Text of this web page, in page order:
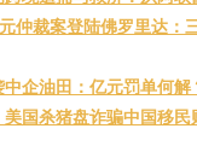
a
n
Li
n
k
仲裁案登陆佛罗里达：
企油田：亿元罚单何解
国杀猪盘诈骗中国移民